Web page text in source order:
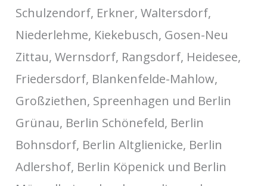
Schulzendorf, Erkner, Waltersdorf,
Niederlehme, Kiekebusch, Gosen-Neu
Zittau, Wernsdorf, Rangsdorf, Heidesee,
Friedersdorf, Blankenfelde-Mahlow,
Großziethen, Spreenhagen und Berlin
Grünau, Berlin Schönefeld, Berlin
Bohnsdorf, Berlin Altglienicke, Berlin
Adlershof, Berlin Köpenick und Berlin